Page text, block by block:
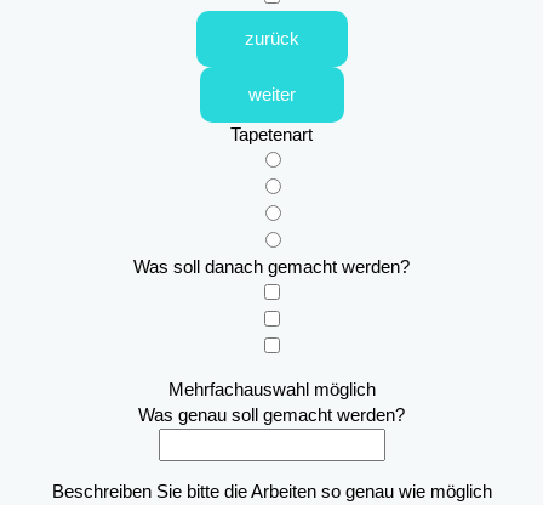
zurück
weiter
Tapetenart
Was soll danach gemacht werden?
Mehrfachauswahl möglich
Was genau soll gemacht werden?
Beschreiben Sie bitte die Arbeiten so genau wie möglich